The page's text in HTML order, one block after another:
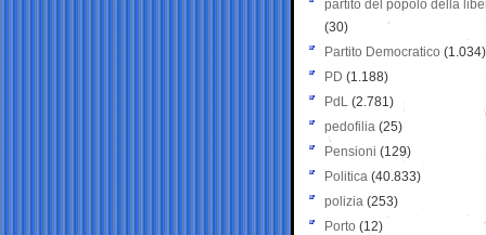
partito del popolo della
(30)
Partito Democratico (1.034)
PD (1.188)
PdL (2.781)
pedofilia (25)
Pensioni (129)
Politica (40.833)
polizia (253)
Porto (12)